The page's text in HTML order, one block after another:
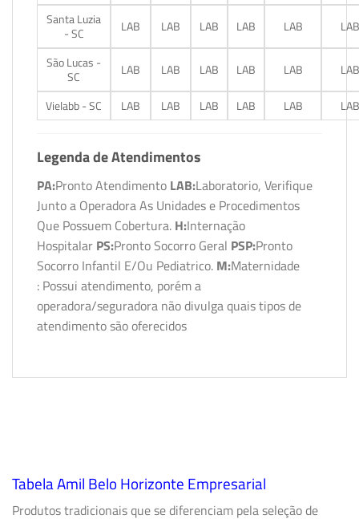
Santa Luzia
- SC
LAB LAB LAB LAB LAB LAB
São Lucas -
SC
LAB LAB LAB LAB LAB LAB
Vielabb - SC LAB LAB LAB LAB LAB LAB
Legenda de Atendimentos
PA:Pronto Atendimento LAB:Laboratorio, Verifique
Junto a Operadora As Unidades e Procedimentos
Que Possuem Cobertura. H:Internação
Hospitalar PS:Pronto Socorro Geral PSP:Pronto
Socorro Infantil E/Ou Pediatrico. M:Maternidade
: Possui atendimento, porém a
operadora/seguradora não divulga quais tipos de
atendimento são oferecidos
Tabela Amil Belo Horizonte Empresarial
Produtos tradicionais que se diferenciam pela seleção de